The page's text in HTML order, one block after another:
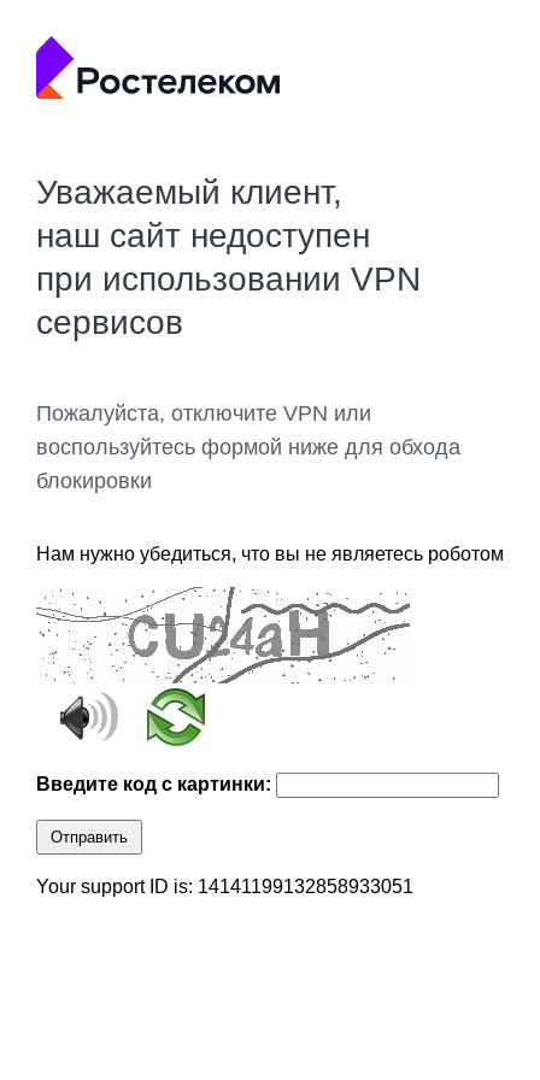
Уважаемый клиент,
наш сайт недоступен
при использовании VPN
сервисов
Пожалуйста, отключите VPN или
воспользуйтесь формой ниже для обхода
блокировки
Нам нужно убедиться, что вы не являетесь роботом
Введите код с картинки:
Отправить
Your support ID is: 14141199132858933051